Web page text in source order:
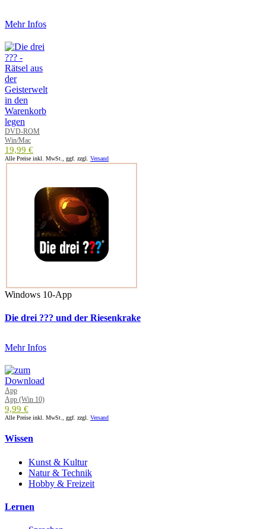
Mehr Infos
DVD-ROM
Win/Mac
19,99 €
Alle Preise inkl. MwSt., ggf. zzgl. Versand
Windows 10-App
Die drei ??? und der Riesenkrake
Mehr Infos
App
App (Win 10)
9,99 €
Alle Preise inkl. MwSt., ggf. zzgl. Versand
Wissen
Kunst & Kultur
Natur & Technik
Hobby & Freizeit
Lernen